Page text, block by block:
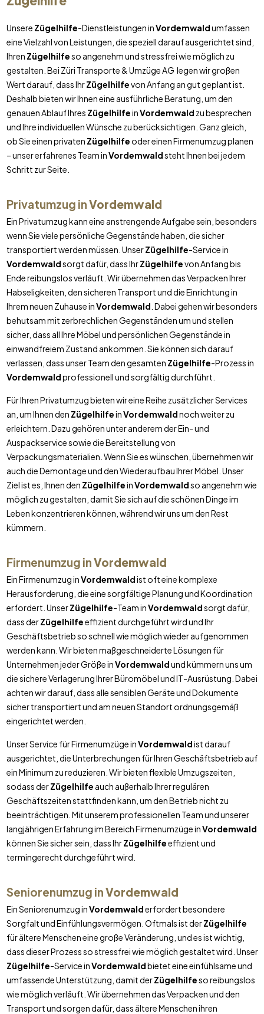
Unsere Zügelhilfe-Dienstleistungen inVordemwaldumfassen
eine Vielzahl von Leistungen, die speziell darauf ausgerichtet sind,
Ihren Zügelhilfeso angenehm und stressfrei wie möglich zu
gestalten. Bei Züri Transporte & Umzüge AG legen wir großen
Wert darauf, dass IhrZügelhilfevon Anfang an gut geplant ist.
Deshalb bieten wir Ihnen eine ausführliche Beratung, um den
genauen Ablauf Ihres ZügelhilfeinVordemwald zu besprechen
und Ihre individuellen Wünsche zu berücksichtigen. Ganz gleich,
ob Sie einen privaten Zügelhilfeoder einen Firmenumzug planen
– unser erfahrenes Team inVordemwaldsteht Ihnen bei jedem
Schritt zur Seite.
Privatumzug inVordemwald
Ein Privatumzug kann eine anstrengende Aufgabe sein, besonders
wenn Sie viele persönliche Gegenstände haben, die sicher
transportiert werden müssen. UnserZügelhilfe-Service in
Vordemwaldsorgt dafür, dass IhrZügelhilfevon Anfang bis
Ende reibungslos verläuft. Wir übernehmen das Verpacken Ihrer
Habseligkeiten, den sicheren Transport und die Einrichtung in
Ihrem neuen Zuhause inVordemwald . Dabei gehen wir besonders
behutsam mit zerbrechlichen Gegenständen um und stellen
sicher, dass all Ihre Möbel und persönlichen Gegenstände in
einwandfreiem Zustand ankommen. Sie können sich darauf
verlassen, dass unser Team den gesamten Zügelhilfe-Prozess in
Vordemwaldprofessionell und sorgfältig durchführt.
Für Ihren Privatumzug bieten wir eine Reihe zusätzlicher Services
an, um Ihnen den ZügelhilfeinVordemwaldnoch weiter zu
erleichtern. Dazu gehören unter anderem der Ein- und
Auspackservice sowie die Bereitstellung von
Verpackungsmaterialien. Wenn Sie es wünschen, übernehmen wir
auch die Demontage und den Wiederaufbau Ihrer Möbel. Unser
Ziel ist es, Ihnen den ZügelhilfeinVordemwaldso angenehm wie
möglich zu gestalten, damit Sie sich auf die schönen Dinge im
Leben konzentrieren können, während wir uns um den Rest
kümmern.
Firmenumzug inVordemwald
Ein Firmenumzug inVordemwaldist oft eine komplexe
Herausforderung, die eine sorgfältige Planung und Koordination
erfordert. UnserZügelhilfe-Team inVordemwaldsorgt dafür,
dass derZügelhilfeeffizient durchgeführt wird und Ihr
Geschäftsbetrieb so schnell wie möglich wieder aufgenommen
werden kann. Wir bieten maßgeschneiderte Lösungen für
Unternehmen jeder Größe inVordemwaldund kümmern uns um
die sichere Verlagerung Ihrer Büromöbel und IT-Ausrüstung. Dabei
achten wir darauf, dass alle sensiblen Geräte und Dokumente
sicher transportiert und am neuen Standort ordnungsgemäß
eingerichtet werden.
Unser Service für Firmenumzüge inVordemwaldist darauf
ausgerichtet, die Unterbrechungen für Ihren Geschäftsbetrieb auf
ein Minimum zu reduzieren. Wir bieten flexible Umzugszeiten,
sodass derZügelhilfe auch außerhalb Ihrer regulären
Geschäftszeiten stattfinden kann, um den Betrieb nicht zu
beeinträchtigen. Mit unserem professionellen Team und unserer
langjährigen Erfahrung im Bereich Firmenumzüge inVordemwald
können Sie sicher sein, dass IhrZügelhilfeeffizient und
termingerecht durchgeführt wird.
Seniorenumzug inVordemwald
Ein Seniorenumzug inVordemwalderfordert besondere
Sorgfalt und Einfühlungsvermögen. Oftmals ist derZügelhilfe
für ältere Menschen eine große Veränderung, und es ist wichtig,
dass dieser Prozess so stressfrei wie möglich gestaltet wird. Unser
Zügelhilfe-Service inVordemwaldbietet eine einfühlsame und
umfassende Unterstützung, damit derZügelhilfeso reibungslos
wie möglich verläuft. Wir übernehmen das Verpacken und den
Transport und sorgen dafür, dass ältere Menschen ihren